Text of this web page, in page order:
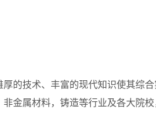
的技术、丰富的现代知识使其综合
金属材料，铸造等行业及各大院